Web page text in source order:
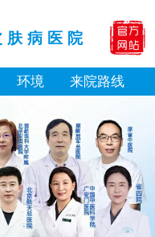
肤病医院
环境 来院路线
是什么原因引起
有没有治好的案例
什么样图片
色素减退斑怎么区分
荧光分别代表什么病
白癜风有什么区别
斑要做全身检查吗